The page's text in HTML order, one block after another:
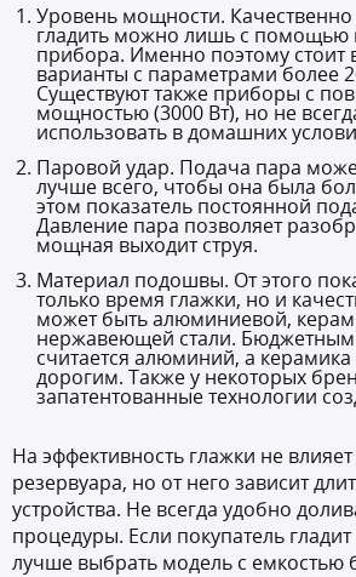
Уровень мощности.
гладить можно лишь с
прибора. Именно поэтому стоит
варианты с параметрами более
Существуют также приборы с
мощностью (3000 Вт), но не
использовать в домашних
Паровой удар. Подача пара
лучше всего, чтобы она была
этом показатель постоянной
Давление пара позволяет
мощная выходит струя.
Материал подошвы. От этого
только время глажки, но и
может быть алюминиевой,
нержавеющей стали.
считается алюминий, а
дорогим. Также у некоторых
запатентованные технологии
На эффективность глажки не
резервуара, но от него зависит
устройства. Не всегда удобно
процедуры. Если покупатель
лучше выбрать модель с емкостью